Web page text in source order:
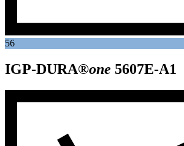
56
IGP-DURA®one 5607E-A1